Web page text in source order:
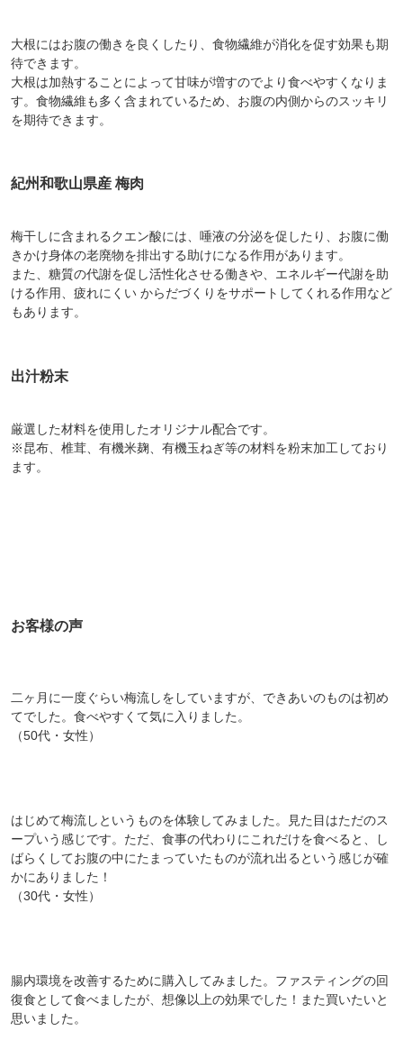
大根にはお腹の働きを良くしたり、食物繊維が消化を促す効果も期
待できます。
大根は加熱することによって甘味が増すのでより食べやすくなりま
す。食物繊維も多く含まれているため、お腹の内側からのスッキリ
を期待できます。
紀州和歌山県産 梅肉
梅干しに含まれるクエン酸には、唾液の分泌を促したり、お腹に働
きかけ身体の老廃物を排出する助けになる作用があります。
また、糖質の代謝を促し活性化させる働きや、エネルギー代謝を助
ける作用、疲れにくい からだづくりをサポートしてくれる作用など
もあります。
出汁粉末
厳選した材料を使用したオリジナル配合です。
※昆布、椎茸、有機米麹、有機玉ねぎ等の材料を粉末加工しており
ます。
お客様の声
二ヶ月に一度ぐらい梅流しをしていますが、できあいのものは初め
てでした。食べやすくて気に入りました。
（50代・女性）
はじめて梅流しというものを体験してみました。見た目はただのス
ープいう感じです。ただ、食事の代わりにこれだけを食べると、し
ばらくしてお腹の中にたまっていたものが流れ出るという感じが確
かにありました！
（30代・女性）
腸内環境を改善するために購入してみました。ファスティングの回
復食として食べましたが、想像以上の効果でした！また買いたいと
思いました。